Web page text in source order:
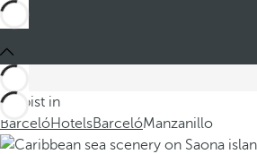
Du bist in
BarcelóHotelsBarcelóManzanillo